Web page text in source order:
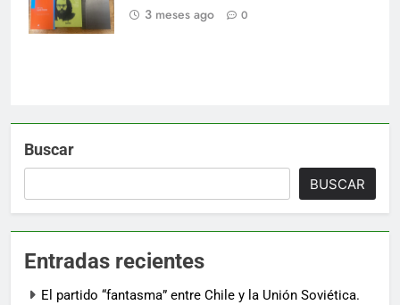
Zambrano.
3 meses ago
0
Buscar
BUSCAR
Entradas recientes
El partido “fantasma” entre Chile y la Unión Soviética.